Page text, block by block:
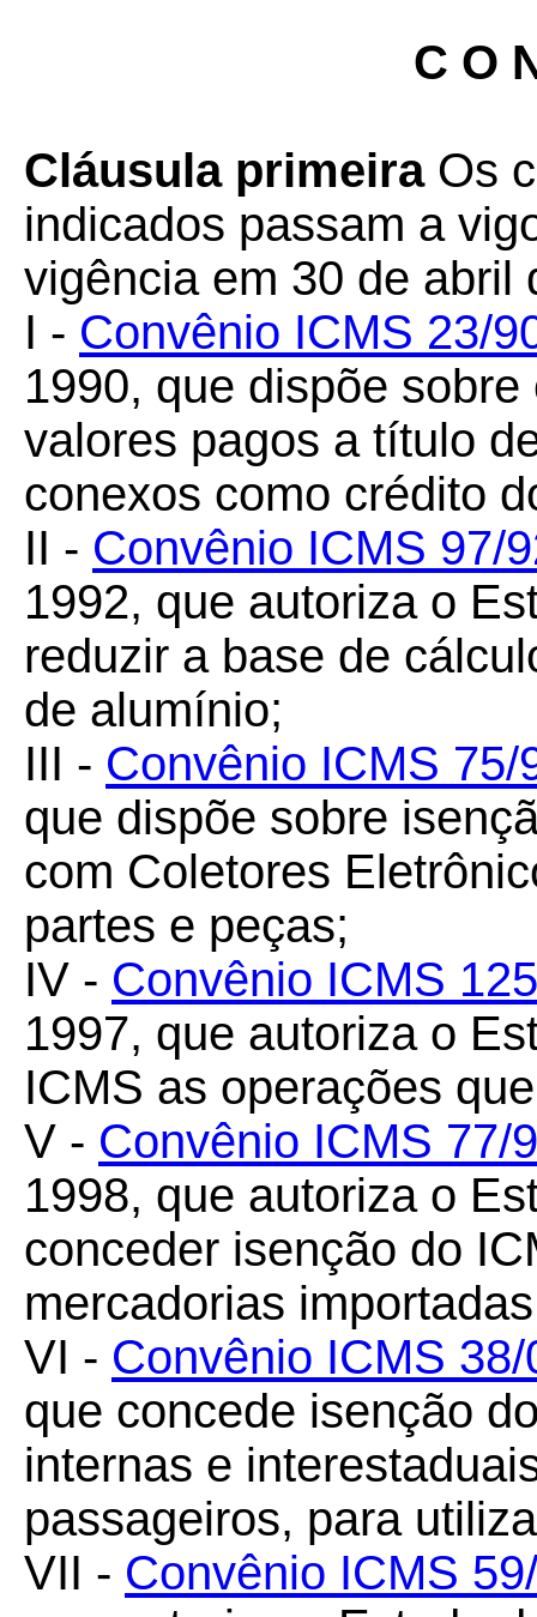
C O
Cláusula primeira Os
indicados passam a
vigência em 30 de abril
I - Convênio ICMS 23/
1990, que dispõe
valores pagos a título
conexos como crédito
II - Convênio ICMS 97/
1992, que autoriza o
reduzir a base de
de alumínio;
III - Convênio ICMS 75/
que dispõe sobre
com Coletores
partes e peças;
IV - Convênio ICMS
1997, que autoriza o
ICMS as operações
V - Convênio ICMS 77/
1998, que autoriza o
conceder isenção do
mercadorias
VI - Convênio ICMS 38/
que concede isenção
internas e
passageiros, para
VII - Convênio ICMS